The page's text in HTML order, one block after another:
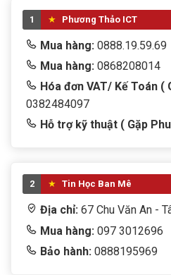
1 Phương Thảo ICT
Mua hàng: 0888.19.59.69
Mua hàng: 0868208014
Hóa đơn VAT/ Kế Toán (
0382484097
Hỗ trợ kỹ thuật ( Gặp
2 Tin Học Ban Mê
Địa chỉ: 67 Chu Văn An -
Mua hàng: 097 3012696
Bảo hành: 0888195969